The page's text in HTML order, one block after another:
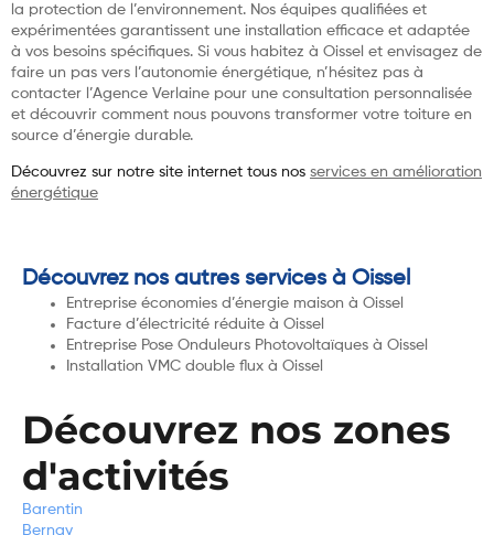
la protection de l’environnement. Nos équipes qualifiées et
expérimentées garantissent une installation efficace et adaptée
à vos besoins spécifiques. Si vous habitez à Oissel et envisagez de
faire un pas vers l’autonomie énergétique, n’hésitez pas à
contacter l’Agence Verlaine pour une consultation personnalisée
et découvrir comment nous pouvons transformer votre toiture en
source d’énergie durable.
Découvrez sur notre site internet tous nos services en amélioration
énergétique
Découvrez nos autres services à Oissel
Entreprise économies d’énergie maison à Oissel
Facture d’électricité réduite à Oissel
Entreprise Pose Onduleurs Photovoltaïques à Oissel
Installation VMC double flux à Oissel
Découvrez nos zones
d'activités
Barentin
Bernay